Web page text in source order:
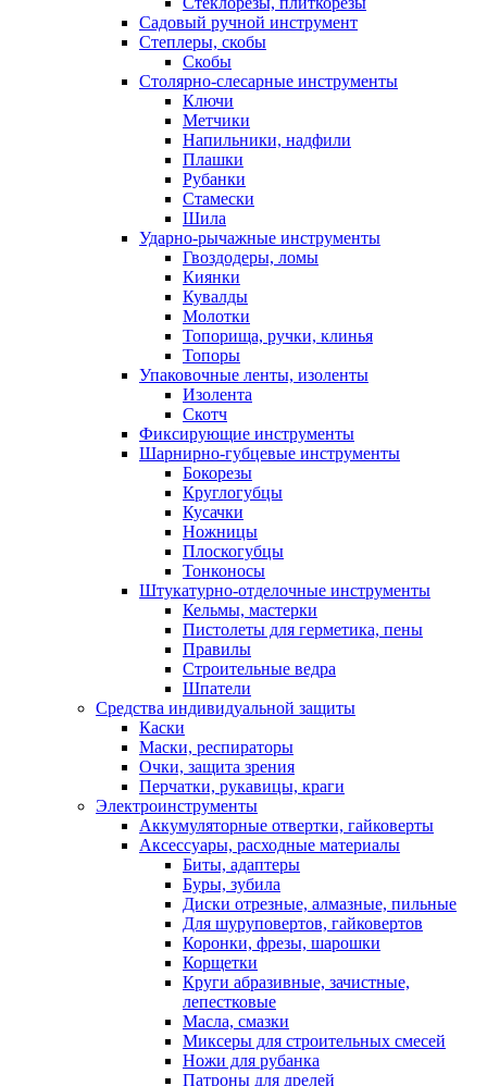
Садовый ручной инструмент
Степлеры, скобы
Скобы
Столярно-слесарные инструменты
Ключи
Метчики
Напильники, надфили
Плашки
Рубанки
Стамески
Шила
Ударно-рычажные инструменты
Гвоздодеры, ломы
Киянки
Кувалды
Молотки
Топорища, ручки, клинья
Топоры
Упаковочные ленты, изоленты
Изолента
Скотч
Фиксирующие инструменты
Шарнирно-губцевые инструменты
Бокорезы
Круглогубцы
Кусачки
Ножницы
Плоскогубцы
Тонконосы
Штукатурно-отделочные инструменты
Кельмы, мастерки
Пистолеты для герметика, пены
Правилы
Строительные ведра
Шпатели
Средства индивидуальной защиты
Каски
Маски, респираторы
Очки, защита зрения
Перчатки, рукавицы, краги
Электроинструменты
Аккумуляторные отвертки, гайковерты
Аксессуары, расходные материалы
Биты, адаптеры
Буры, зубила
Диски отрезные, алмазные, пильные
Для шуруповертов, гайковертов
Коронки, фрезы, шарошки
Корщетки
Круги абразивные, зачистные,
лепестковые
Масла, смазки
Миксеры для строительных смесей
Ножи для рубанка
Патроны для дрелей